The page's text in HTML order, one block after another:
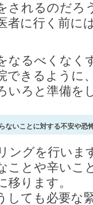
されるのだろ
者に行く前に
なるべくなく
できるように
いろと準備を
ないことに対する不安や恐
ングを行いま
ことや辛いこ
移ります。
しても必要な